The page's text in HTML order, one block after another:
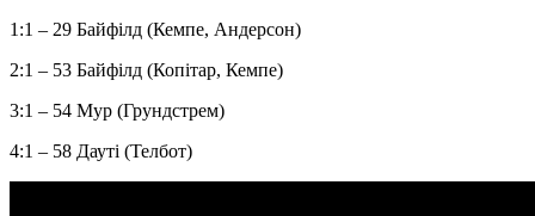
1:1 – 29 Байфілд (Кемпе, Андерсон)
2:1 – 53 Байфілд (Копітар, Кемпе)
3:1 – 54 Мур (Грундстрем)
4:1 – 58 Дауті (Телбот)